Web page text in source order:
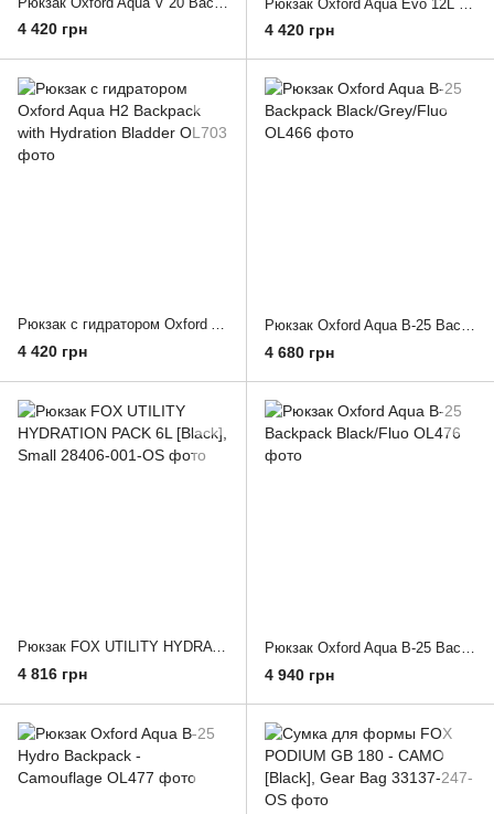
4 420 грн 4 420 грн
Рюкзак с гидратором Oxford Aqua H2 Backpack with Hydration Bladder
4 420 грн
Рюкзак Oxford Aqua B-25 Backpack Black/Grey/Fluo
4 680 грн
Рюкзак FOX UTILITY HYDRATION PACK 6L [Black], Small
4 816 грн 4 940 грн